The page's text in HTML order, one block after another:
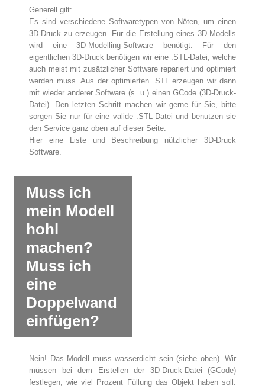
Generell gilt:
Es sind verschiedene Softwaretypen von Nöten, um einen
3D-Druck zu erzeugen. Für die Erstellung eines 3D-Modells
wird eine 3D-Modelling-Software benötigt. Für den
eigentlichen 3D-Druck benötigen wir eine .STL-Datei, welche
auch meist mit zusätzlicher Software repariert und optimiert
werden muss. Aus der optimierten .STL erzeugen wir dann
mit wieder anderer Software (s. u.) einen GCode (3D-Druck-
Datei). Den letzten Schritt machen wir gerne für Sie, bitte
sorgen Sie nur für eine valide .STL-Datei und benutzen sie
den Service ganz oben auf dieser Seite.
Hier eine Liste und Beschreibung nützlicher 3D-Druck
Software.
Muss ich
mein Modell
hohl
machen?
Muss ich
eine
Doppelwand
einfügen?
Nein! Das Modell muss wasserdicht sein (siehe oben). Wir
müssen bei dem Erstellen der 3D-Druck-Datei (GCode)
festlegen, wie viel Prozent Füllung das Objekt haben soll.